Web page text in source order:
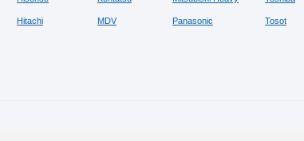
Hitachi MDV Panasonic Tosot